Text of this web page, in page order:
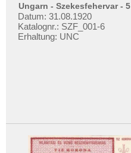
Ungarn - Szekesfehervar -
Datum: 31.08.1920
Katalognr.: SZF_001-6
Erhaltung: UNC